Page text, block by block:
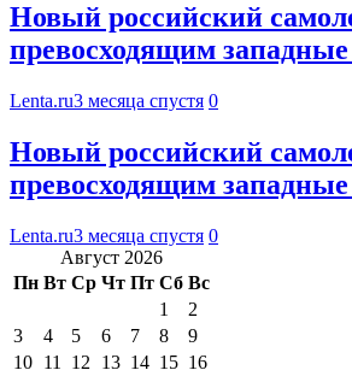
Новый российский
превосходящим
Lenta.ru3 месяца спустя 0
Новый российский
превосходящим
Lenta.ru3 месяца спустя 0
Август 2026
Пн Вт Ср Чт Пт Сб Вс
1
2
3
4 5 6 7 8
9
10 11 12 13 14 15 16